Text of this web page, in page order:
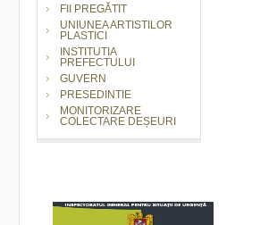
FII PREGĂTIT
UNIUNEA ARTISTILOR
PLASTICI
INSTITUTIA
PREFECTULUI
GUVERN
PRESEDINTIE
MONITORIZARE
COLECTARE DEȘEURI